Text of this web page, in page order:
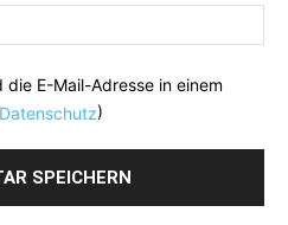
E-Mail-Adresse in einem
Datenschutz)